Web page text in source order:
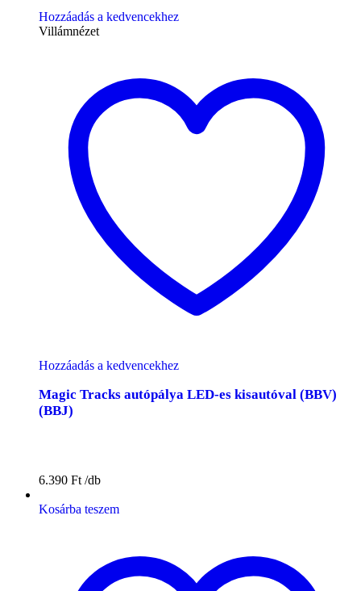
Hozzáadás a kedvencekhez
Villámnézet
Hozzáadás a kedvencekhez
Magic Tracks autópálya LED-es kisautóval (BBV)
(BBJ)
6.390 Ft
Kosárba teszem